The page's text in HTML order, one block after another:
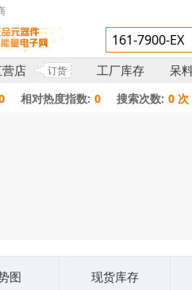
店 订货 工厂库存 呆
相对热度指数: 0 搜索次数: 0 次
图 现货库存